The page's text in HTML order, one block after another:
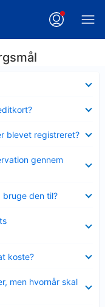
blevet registreret?
gennem
bruge den til?
koste?
men hvornår skal